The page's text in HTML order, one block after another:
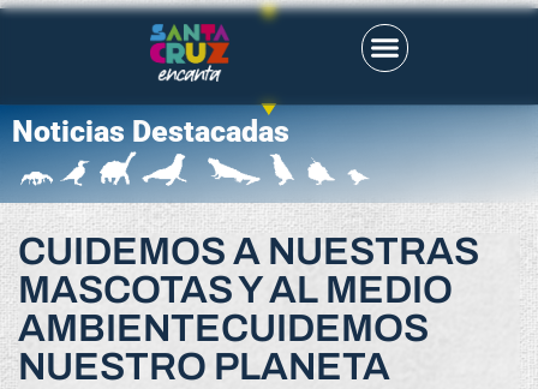
Noticias Destacadas
CUIDEMOS A NUESTRAS
MASCOTAS Y AL MEDIO
AMBIENTECUIDEMOS
NUESTRO PLANETA